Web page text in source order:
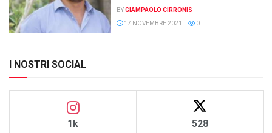
BYGIAMPAOLO CIRRONIS
17 NOVEMBRE 2021
0
I NOSTRI SOCIAL
1k 528